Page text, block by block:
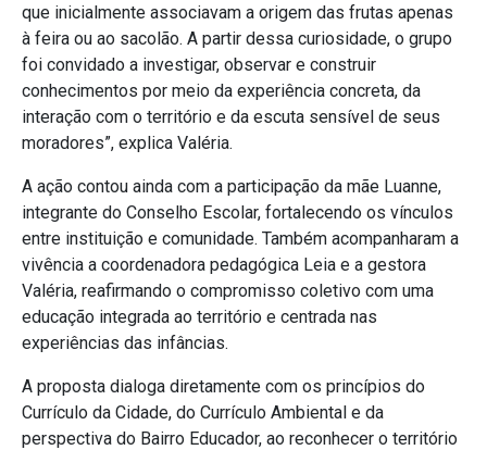
que inicialmente associavam a origem das frutas apenas
à feira ou ao sacolão. A partir dessa curiosidade, o grupo
foi convidado a investigar, observar e construir
conhecimentos por meio da experiência concreta, da
interação com o território e da escuta sensível de seus
moradores”, explica Valéria.
A ação contou ainda com a participação da mãe Luanne,
integrante do Conselho Escolar, fortalecendo os vínculos
entre instituição e comunidade. Também acompanharam a
vivência a coordenadora pedagógica Leia e a gestora
Valéria, reafirmando o compromisso coletivo com uma
educação integrada ao território e centrada nas
experiências das infâncias.
A proposta dialoga diretamente com os princípios do
Currículo da Cidade, do Currículo Ambiental e da
perspectiva do Bairro Educador, ao reconhecer o território